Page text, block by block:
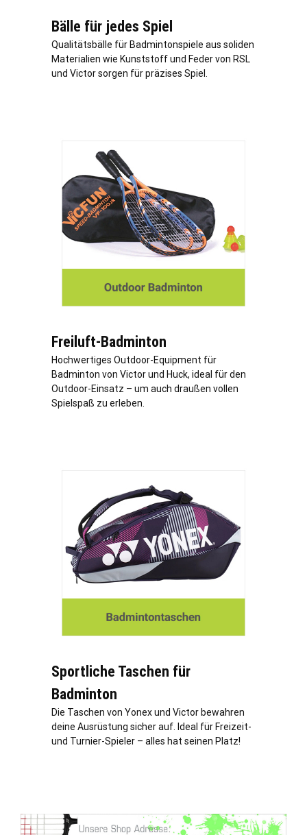
Bälle für jedes Spiel
Qualitätsbälle für Badmintonspiele aus soliden
Materialien wie Kunststoff und Feder von RSL
und Victor sorgen für präzises Spiel.
Freiluft-Badminton
Hochwertiges Outdoor-Equipment für
Badminton von Victor und Huck, ideal für den
Outdoor-Einsatz – um auch draußen vollen
Spielspaß zu erleben.
Sportliche Taschen für
Badminton
Die Taschen von Yonex und Victor bewahren
deine Ausrüstung sicher auf. Ideal für Freizeit-
und Turnier-Spieler – alles hat seinen Platz!